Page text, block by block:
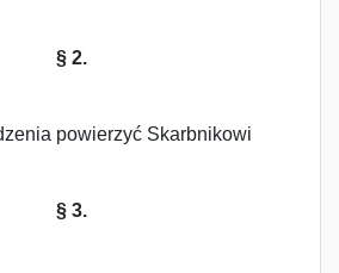
§ 2.
powierzyć Skarbnikowi
§ 3.